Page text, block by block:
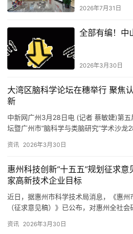
2026年7月31日
全部有编！中
2026年3月30日
大湾区脑科学论坛在穗举行 聚焦
新
中新网广州3月28日电 (记者 蔡敏婕)第
坛暨广州市“脑科学与类脑研究”学术沙龙
资讯 2026年3月30日
惠州科技创新“十五五”规划征求
家高新技术企业目标
近日，据惠州市科学技术局消息，《惠州
（征求意见稿）》已公布，对惠州全社
广…
资讯 2026年3月30日